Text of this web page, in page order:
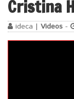
Cristina
ideca | Videos -